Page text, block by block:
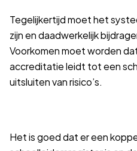
Tegelijkertijd moet het
zijn en daadwerkelijk
Voorkomen moet worden
accreditatie leidt tot een
uitsluiten van risico’s.
Het is goed dat er een